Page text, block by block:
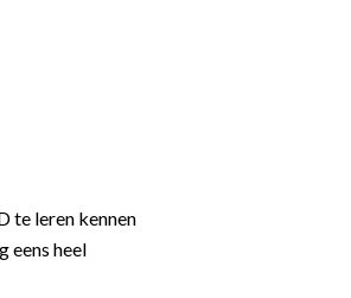
te leren kennen
eens heel